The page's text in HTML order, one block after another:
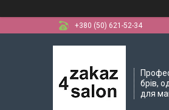
+380 (50) 621-52-34
брів,
для